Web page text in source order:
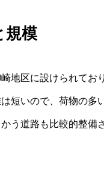
規模
地区に設けられてお
短いので、荷物の
う道路も比較的整備